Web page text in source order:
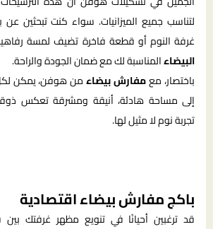
لتناسب جميع الميزانيات. سواء كنت تبحثين عن
غرفة النوم أو قطعة فاخرة تضيف لمسة
البيضاءالمناسبة لك مع ضمان الجودة والراحة.
باختصار، معمفارش بيضاءمن هوفن، يمكن
إلى مساحة هادئة، أنيقة ومشرقة تعكس
تجربة نوم لا مثيل لها.
باكج مفارش بيضاء اقتصادية
قد ترغبين أحيانًا في تنويع مظهر غرفتك